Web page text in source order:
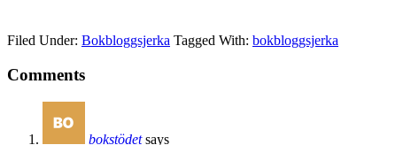
Filed Under: Bokbloggsjerka Tagged With: bokbloggsjerka
Comments
bokstödet says